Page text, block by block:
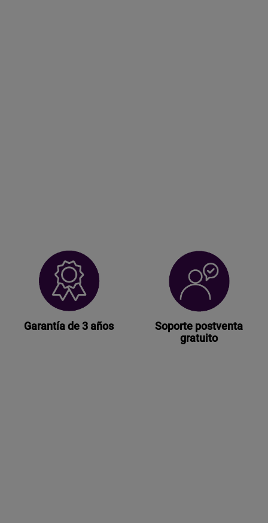
Garantía de 3 años
Soporte postventa
gratuito